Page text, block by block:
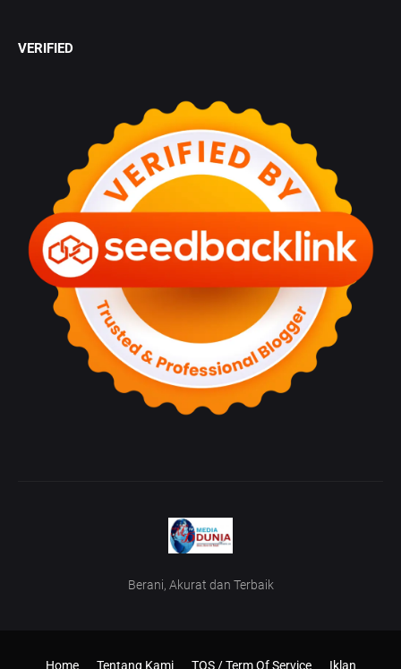
VERIFIED
Berani, Akurat dan Terbaik
Home Tentang Kami TOS / Term Of Service Iklan